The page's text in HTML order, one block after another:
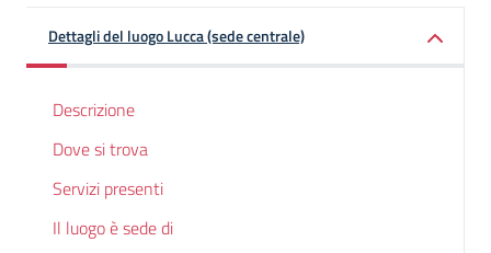
Dettagli del luogo Lucca (sede centrale)
Descrizione
Dove si trova
Servizi presenti
Il luogo è sede di